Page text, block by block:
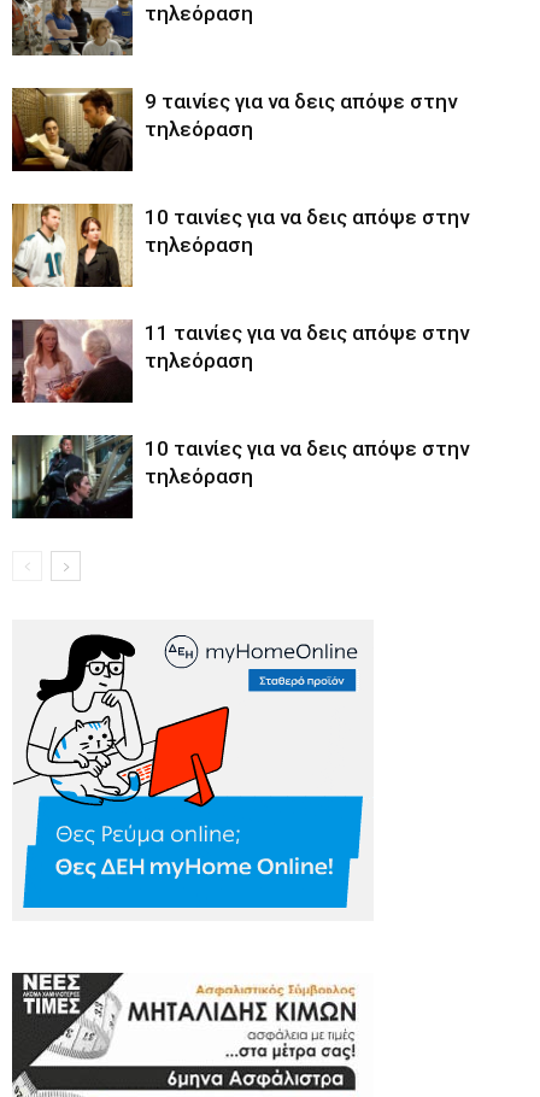
τηλεόραση
9 ταινίες για να δεις απόψε στην
τηλεόραση
10 ταινίες για να δεις απόψε στην
τηλεόραση
11 ταινίες για να δεις απόψε στην
τηλεόραση
10 ταινίες για να δεις απόψε στην
τηλεόραση